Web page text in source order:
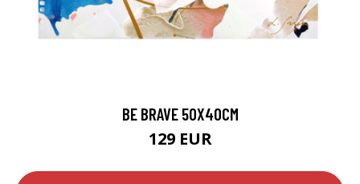
BE BRAVE 50X40CM
129 EUR